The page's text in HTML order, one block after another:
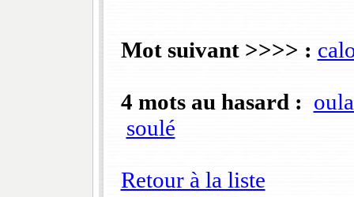
Mot suivant >>>> :
4 mots au hasard :
soulé
Retour à la liste